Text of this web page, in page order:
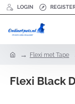
LOGIN
Flexi met Tape
Flexi Black